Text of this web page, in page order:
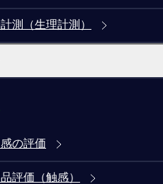
測（生理計測）
の評価
評価（触感）